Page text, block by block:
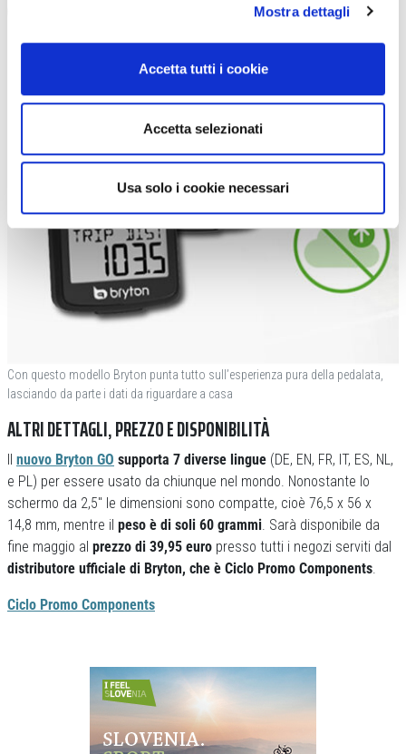
Mostra dettagli
Accetta tutti i cookie
Accetta selezionati
Usa solo i cookie necessari
Con questo modello Bryton punta tutto sull’esperienza pura della pedalata,
lasciando da parte i dati da riguardare a casa
ALTRI DETTAGLI, PREZZO E DISPONIBILITÀ
Il nuovo Bryton GO supporta 7 diverse lingue (DE, EN, FR, IT, ES, NL,
e PL) per essere usato da chiunque nel mondo. Nonostante lo
schermo da 2,5″ le dimensioni sono compatte, cioè 76,5 x 56 x
14,8 mm, mentre il peso è di soli 60 grammi. Sarà disponibile da
fine maggio al prezzo di 39,95 euro presso tutti i negozi serviti dal
distributore ufficiale di Bryton, che è Ciclo Promo Components.
Ciclo Promo Components
Previous